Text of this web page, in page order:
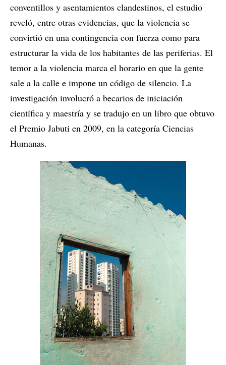
conventillos y asentamientos clandestinos, el estudio
reveló, entre otras evidencias, que la violencia se
convirtió en una contingencia con fuerza como para
estructurar la vida de los habitantes de las periferias. El
temor a la violencia marca el horario en que la gente
sale a la calle e impone un código de silencio. La
investigación involucró a becarios de iniciación
científica y maestría y se tradujo en un libro que obtuvo
el Premio Jabuti en 2009, en la categoría Ciencias
Humanas.